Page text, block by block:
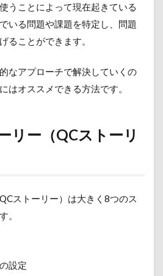
うことによって現在起きている
いる問題や課題を特定し、問題
ることができます。
なアプローチで解決していくの
はオススメできる方法です。
リー（QCストーリ
ストーリー）は大きく8つのス
。
設定